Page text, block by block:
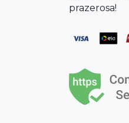
prazerosa!